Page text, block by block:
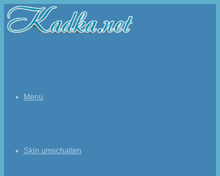
Menü
Skin umschalten